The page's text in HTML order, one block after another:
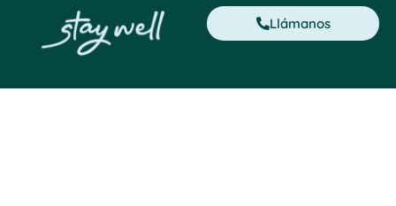
Llámanos